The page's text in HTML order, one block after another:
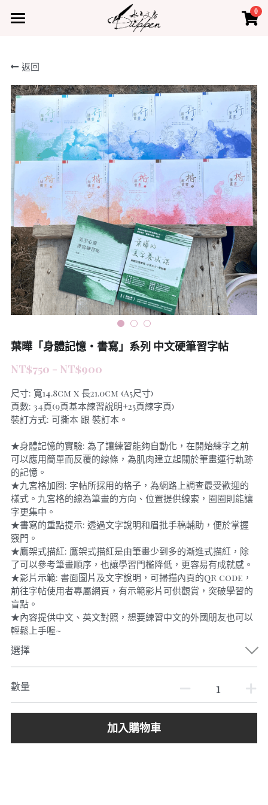
0
產品
水占小教室
聯絡我們
登錄
返回
葉曄「身體記憶‧書寫」系列 中文硬筆習字帖
NT$750 - NT$900
尺寸: 寬14.8cm x 長21.0cm (A5尺寸)
頁數: 34頁(9頁基本練習說明+25頁練字頁)
裝訂方式: 可撕本 跟 裝訂本。
★身體記憶的實驗: 為了讓練習能夠自動化，在開始練字之前
可以應用簡單而反覆的線條，為肌肉建立起關於筆畫運行軌跡
的記憶。
★九宮格加圈: 字帖所採用的格子，為網路上調查最受歡迎的
樣式。九宮格的線為筆畫的方向、位置提供線索，圈圈則能讓
字更集中。
★書寫的重點提示: 透過文字說明和眉批手稿輔助，便於掌握
竅門。
★鷹架式描紅: 鷹架式描紅是由筆畫少到多的漸進式描紅，除
了可以參考筆畫順序，也讓學習門檻降低，更容易有成就感。
★影片示範: 書面圖片及文字說明，可掃描內頁的QR code，
前往字帖使用者專屬網頁，有示範影片可供觀賞，突破學習的
盲點。
★內容提供中文、英文對照，想要練習中文的外國朋友也可以
輕鬆上手喔~
選擇
數量
加入購物車
×
商品分類
所有商品分類
熱門商品
×
部落格分類
所有博客分類
最新課程
水占小教室